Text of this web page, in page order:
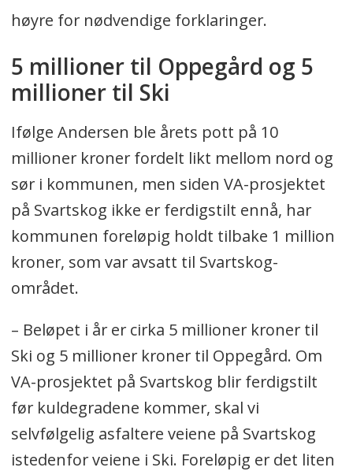
Tilstanden av det kommunale veidekket
tilstandsklasser:
nærmest feilfritt veidekke/nyasfaltert
vei.
Klasse 2 (lyseblå farge på kartet ): veier
med mindre feil og mangler.
Klasse 3 (mørkeblå farge på kartet
veier med større feil og mangler, med
Klasse 4 (
rød farge på kartet
asfaltdekket er i svært dårlig
forfatning, veidekket har gått over
sin levetid (minimum behov for
dekkefornyelse).
høyre for nødvendige forklaringer.
5 millioner til Oppegård og 5
millioner til Ski
Ifølge Andersen ble årets pott på 10
millioner kroner fordelt likt mellom nord og
sør i kommunen, men siden VA-prosjektet
på Svartskog ikke er ferdigstilt ennå, har
kommunen foreløpig holdt tilbake 1 million
kroner, som var avsatt til Svartskog-
området.
– Beløpet i år er cirka 5 millioner kroner til
Ski og 5 millioner kroner til Oppegård. Om
VA-prosjektet på Svartskog blir ferdigstilt
før kuldegradene kommer, skal vi
selvfølgelig asfaltere veiene på Svartskog
istedenfor veiene i Ski. Foreløpig er det liten